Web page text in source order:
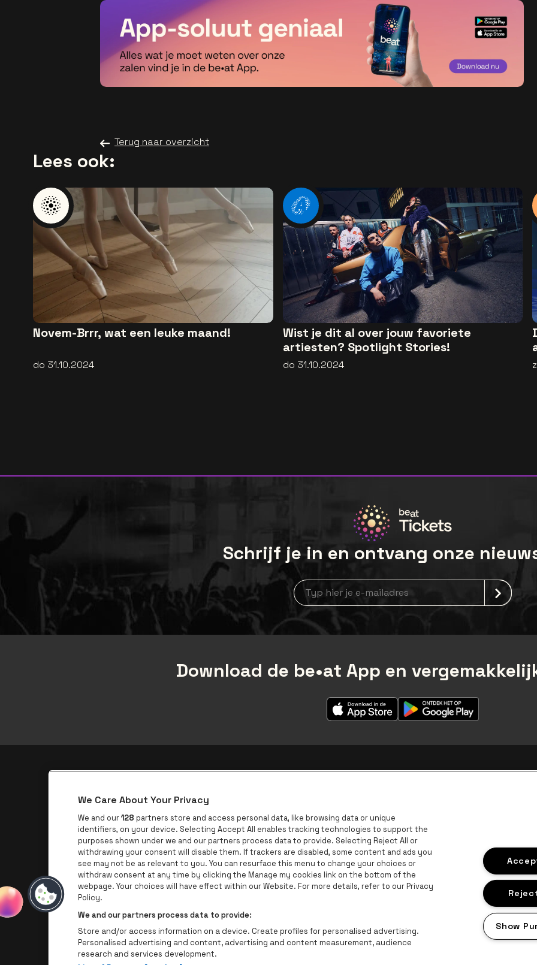
Terug naar overzicht
Lees ook:
Novem-Brrr, wat een leuke maand!
do 31.10.2024
Wist je dit al over jouw favoriete
artiesten? Spotlight Stories!
do 31.10.2024
Schrijf je in en ontvang onze
Nieuwsbrief aanmelding
Download de be•at App en
be•at app
be•at Corporate
be•at Business
Groepen
Helpcenter
Contact
BNP Paribas Fortis -
We Care About Your Privacy
We and our128 partners store and access personal data, like browsing data or unique
identifiers, on your device. Selecting Accept All enables tracking technologies to support the
purposes shown under we and our partners process data to provide. Selecting Reject All or
withdrawing your consent will disable them. If trackers are disabled, some content and ads you
see may not be as relevant to you. You can resurface this menu to change your choices or
withdraw consent at any time by clicking the Manage my cookies link on the bottom of the
webpage. Your choices will have effect within our Website. For more details, refer to our Privacy
Policy.
We and our partners process data to provide:
Store and/or access information on a device. Create profiles for personalised advertising.
Personalised advertising and content, advertising and content measurement, audience
research and services development.
Show